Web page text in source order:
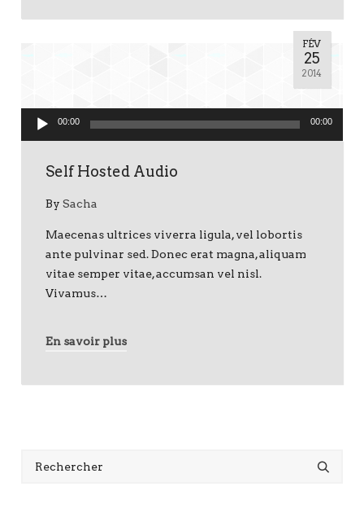
FÉV
25
2014
00:00 00:00
Self Hosted Audio
BySacha
Maecenas ultrices viverra ligula, vel lobortis
ante pulvinar sed. Donec erat magna, aliquam
vitae semper vitae, accumsan vel nisl.
Vivamus…
En savoir plus